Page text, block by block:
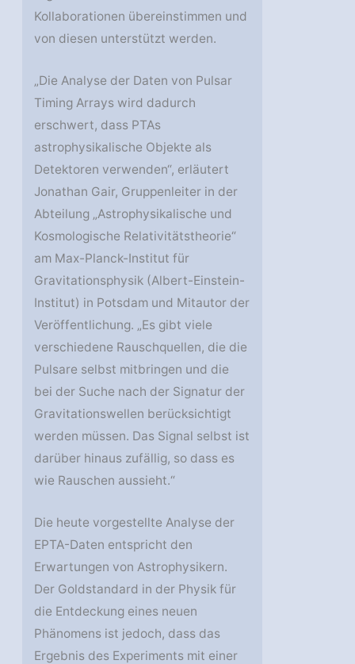
Kollaborationen übereinstimmen und
von diesen unterstützt werden.
„Die Analyse der Daten von Pulsar
Timing Arrays wird dadurch
erschwert, dass PTAs
astrophysikalische Objekte als
Detektoren verwenden“, erläutert
Jonathan Gair, Gruppenleiter in der
Abteilung „Astrophysikalische und
Kosmologische Relativitätstheorie“
am Max-Planck-Institut für
Gravitationsphysik (Albert-Einstein-
Institut) in Potsdam und Mitautor der
Veröffentlichung. „Es gibt viele
verschiedene Rauschquellen, die die
Pulsare selbst mitbringen und die
bei der Suche nach der Signatur der
Gravitationswellen berücksichtigt
werden müssen. Das Signal selbst ist
darüber hinaus zufällig, so dass es
wie Rauschen aussieht.“
Die heute vorgestellte Analyse der
EPTA-Daten entspricht den
Erwartungen von Astrophysikern.
Der Goldstandard in der Physik für
die Entdeckung eines neuen
Phänomens ist jedoch, dass das
Ergebnis des Experiments mit einer